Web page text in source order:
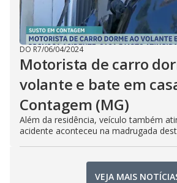
DO R7/06/04/2024
Motorista de carro
volante e bate em
Contagem (MG)
Além da residência, veículo também
acidente aconteceu na madrugada
VEJA MAIS